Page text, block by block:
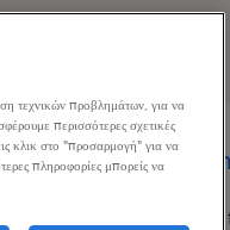
sales
τεχνικών προβλημάτων, για να
περισσότερες σχετικές
κλικ στο "προσαρμογή" για να
πληροφορίες μπορείς να